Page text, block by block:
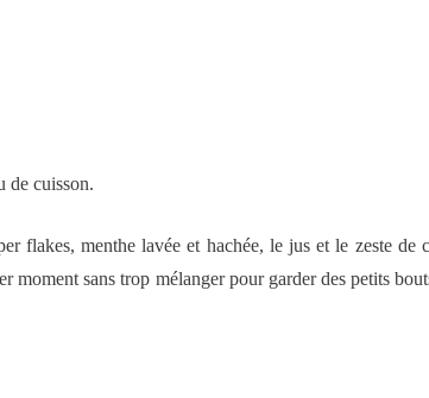
de cuisson.
flakes, menthe lavée et hachée, le jus et le zeste de
moment sans trop mélanger pour garder des petits